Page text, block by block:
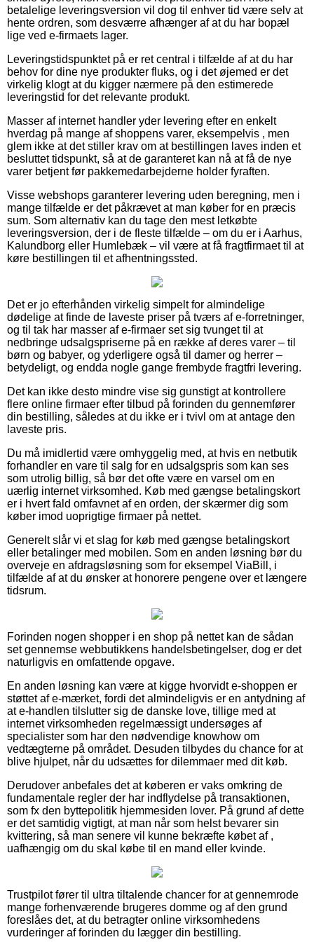
betalelige leveringsversion vil dog til enhver tid være selv at
hente ordren, som desværre afhænger af at du har bopæl
lige ved e-firmaets lager.
Leveringstidspunktet på er ret central i tilfælde af at du har
behov for dine nye produkter fluks, og i det øjemed er det
virkelig klogt at du kigger nærmere på den estimerede
leveringstid for det relevante produkt.
Masser af internet handler yder levering efter en enkelt
hverdag på mange af shoppens varer, eksempelvis , men
glem ikke at det stiller krav om at bestillingen laves inden et
besluttet tidspunkt, så at de garanteret kan nå at få de nye
varer betjent før pakkemedarbejderne holder fyraften.
Visse webshops garanterer levering uden beregning, men i
mange tilfælde er det påkrævet at man køber for en præcis
sum. Som alternativ kan du tage den mest letkøbte
leveringsversion, der i de fleste tilfælde – om du er i Aarhus,
Kalundborg eller Humlebæk – vil være at få fragtfirmaet til at
køre bestillingen til et afhentningssted.
Det er jo efterhånden virkelig simpelt for almindelige
dødelige at finde de laveste priser på tværs af e-forretninger,
og til tak har masser af e-firmaer set sig tvunget til at
nedbringe udsalgspriserne på en række af deres varer – til
børn og babyer, og yderligere også til damer og herrer –
betydeligt, og endda nogle gange frembyde fragtfri levering.
Det kan ikke desto mindre vise sig gunstigt at kontrollere
flere online firmaer efter tilbud på forinden du gennemfører
din bestilling, således at du ikke er i tvivl om at antage den
laveste pris.
Du må imidlertid være omhyggelig med, at hvis en netbutik
forhandler en vare til salg for en udsalgspris som kan ses
som utrolig billig, så bør det ofte være en varsel om en
uærlig internet virksomhed. Køb med gængse betalingskort
er i hvert fald omfavnet af en orden, der skærmer dig som
køber imod uoprigtige firmaer på nettet.
Generelt slår vi et slag for køb med gængse betalingskort
eller betalinger med mobilen. Som en anden løsning bør du
overveje en afdragsløsning som for eksempel ViaBill, i
tilfælde af at du ønsker at honorere pengene over et længere
tidsrum.
Forinden nogen shopper i en shop på nettet kan de sådan
set gennemse webbutikkens handelsbetingelser, dog er det
naturligvis en omfattende opgave.
En anden løsning kan være at kigge hvorvidt e-shoppen er
støttet af e-mærket, fordi det almindeligvis er en antydning af
at e-handlen tilslutter sig de danske love, tillige med at
internet virksomheden regelmæssigt undersøges af
specialister som har den nødvendige knowhow om
vedtægterne på området. Desuden tilbydes du chance for at
blive hjulpet, når du udsættes for dilemmaer med dit køb.
Derudover anbefales det at køberen er vaks omkring de
fundamentale regler der har indflydelse på transaktionen,
som fx den byttepolitik hjemmesiden lover. På grund af dette
er det samtidig vigtigt, at man når som helst bevarer sin
kvittering, så man senere vil kunne bekræfte købet af ,
uafhængig om du skal købe til en mand eller kvinde.
Trustpilot fører til ultra tiltalende chancer for at gennemrode
mange forhenværende brugeres domme og af den grund
foreslåes det, at du betragter online virksomhedens
vurderinger af forinden du lægger din bestilling.